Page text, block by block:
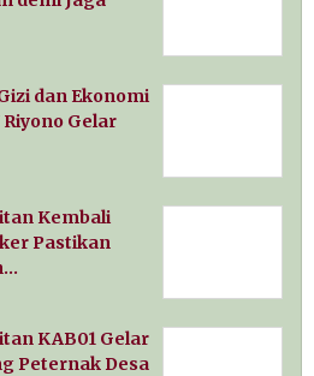
dan Ekonomi
Gelar
Kembali
Pastikan
KAB01 Gelar
Peternak Desa